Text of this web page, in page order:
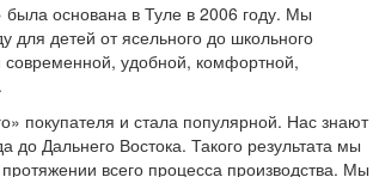
основана в Туле в 2006 году. Мы
детей от ясельного до школьного
современной, удобной, комфортной,
покупателя и стала популярной. Нас знают
до Дальнего Востока. Такого результата мы
всего процесса производства. Мы